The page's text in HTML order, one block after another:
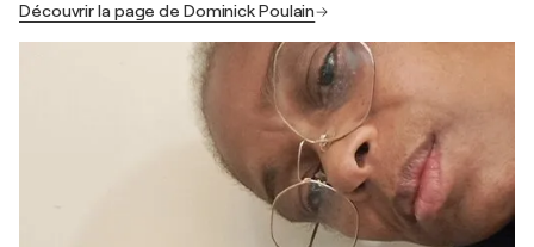
Découvrir la page de Dominick Poulain